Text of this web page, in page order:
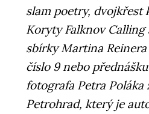
slam poetry, dvojkřest
Koryty Falknov Calling
sbírky Martina
číslo 9 nebo
fotografa Petra Poláka
Petrohrad, který je